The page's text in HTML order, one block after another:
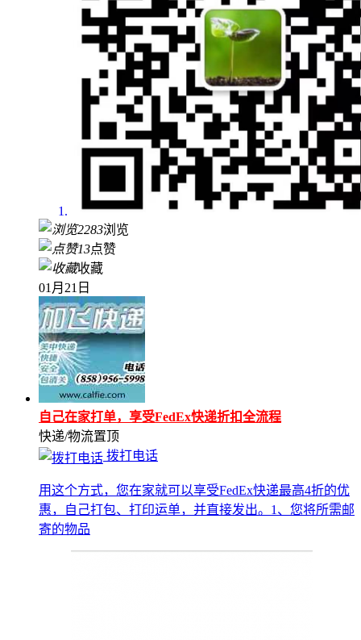
2283浏览
13点赞
收藏
01月21日
自己在家打单，享受FedEx快递折扣全流程
快递/物流置顶
拨打电话
用这个方式，您在家就可以享受FedEx快递最高4折的优
惠，自己打包、打印运单，并直接发出。1、您将所需邮
寄的物品